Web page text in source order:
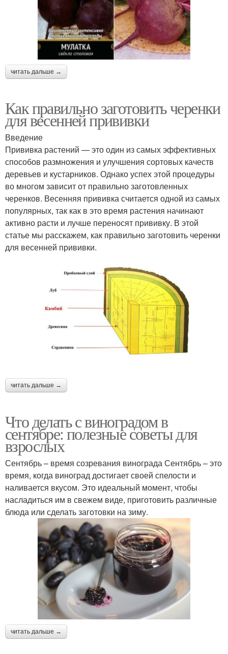
читать дальше →
Как правильно заготовить черенки
для весенней прививки
Введение
Прививка растений — это один из самых эффективных
способов размножения и улучшения сортовых качеств
деревьев и кустарников. Однако успех этой процедуры
во многом зависит от правильно заготовленных
черенков. Весенняя прививка считается одной из самых
популярных, так как в это время растения начинают
активно расти и лучше переносят прививку. В этой
статье мы расскажем, как правильно заготовить черенки
для весенней прививки.
читать дальше →
Что делать с виноградом в
сентябре: полезные советы для
взрослых
Сентябрь – время созревания винограда Сентябрь – это
время, когда виноград достигает своей спелости и
наливается вкусом. Это идеальный момент, чтобы
насладиться им в свежем виде, приготовить различные
блюда или сделать заготовки на зиму.
читать дальше →